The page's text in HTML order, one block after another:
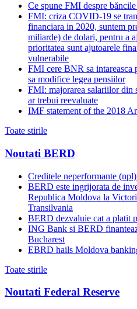
Ce spune FMI despre
FMI: criza COVID-19 se
financiara in 2020, suntem
miliarde) de dolari, pentru a
prioritatea sunt ajutoarele
vulnerabile
FMI cere BNR sa intareasca
sa modifice legea pensiilor
FMI: majorarea salariilor din
ar trebui reevaluate
IMF statement of the 2018
Toate stirile
Noutati BERD
Creditele neperformante
BERD este ingrijorata de
Republica Moldova la
Transilvania
BERD dezvaluie cat a platit
ING Bank si BERD
Bucharest
EBRD hails Moldova
Toate stirile
Noutati Federal Reserve